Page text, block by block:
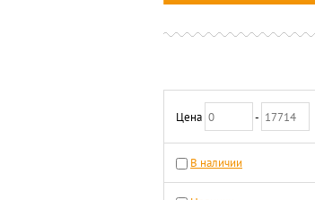
Цена -
В наличии